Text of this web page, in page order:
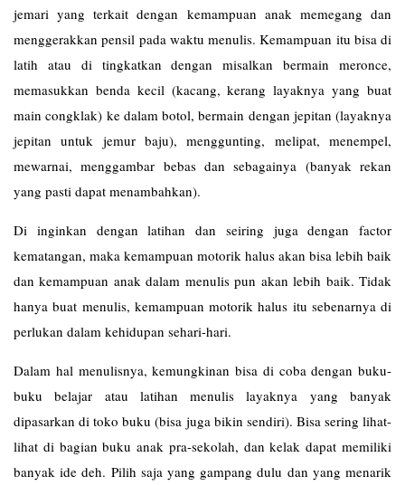
jemari yang terkait dengan kemampuan anak memegang dan
menggerakkan pensil pada waktu menulis. Kemampuan itu bisa di
latih atau di tingkatkan dengan misalkan bermain meronce,
memasukkan benda kecil (kacang, kerang layaknya yang buat
main congklak) ke dalam botol, bermain dengan jepitan (layaknya
jepitan untuk jemur baju), menggunting, melipat, menempel,
mewarnai, menggambar bebas dan sebagainya (banyak rekan
yang pasti dapat menambahkan).
Di inginkan dengan latihan dan seiring juga dengan factor
kematangan, maka kemampuan motorik halus akan bisa lebih baik
dan kemampuan anak dalam menulis pun akan lebih baik. Tidak
hanya buat menulis, kemampuan motorik halus itu sebenarnya di
perlukan dalam kehidupan sehari-hari.
Dalam hal menulisnya, kemungkinan bisa di coba dengan buku-
buku belajar atau latihan menulis layaknya yang banyak
dipasarkan di toko buku (bisa juga bikin sendiri). Bisa sering lihat-
lihat di bagian buku anak pra-sekolah, dan kelak dapat memiliki
banyak ide deh. Pilih saja yang gampang dulu dan yang menarik